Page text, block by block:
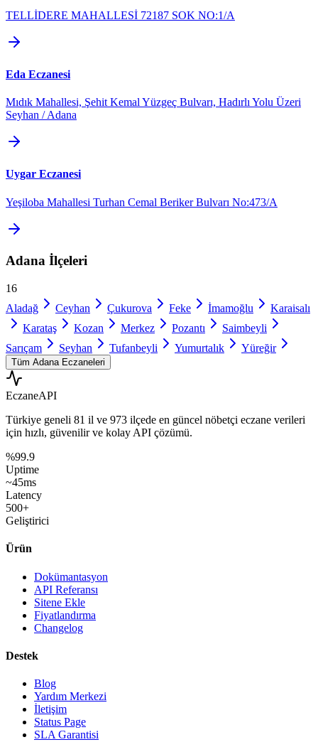
TELLİDERE MAHALLESİ 72187 SOK NO:1/A
Eda Eczanesi
Mıdık Mahallesi, Şehit Kemal Yüzgeç Bulvarı, Hadırlı Yolu Üzeri
Seyhan / Adana
Uygar Eczanesi
Yeşiloba Mahallesi Turhan Cemal Beriker Bulvarı No:473/A
Adana İlçeleri
16
Aladağ
Ceyhan Çukurova Feke İmamoğlu
Karaisalı
Karataş
Kozan Merkez Pozantı
Saimbeyli
Sarıçam
Seyhan Tufanbeyli Yumurtalık Yüreğir
Tüm AdanaEczaneleri
EczaneAPI
Türkiye geneli 81 il ve 973 ilçede en güncel nöbetçi eczane verileri
için hızlı, güvenilir ve kolay API çözümü.
%99.9
Uptime
~45ms
Latency
500+
Geliştirici
Ürün
Dokümantasyon
API Referansı
Sitene Ekle
Fiyatlandırma
Changelog
Destek
Blog
Yardım Merkezi
İletişim
Status Page
SLA Garantisi